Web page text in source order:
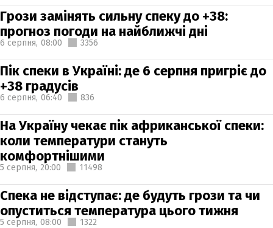
Грози замінять сильну спеку до +38:
прогноз погоди на найближчі дні
6 серпня, 08:00 3356
Пік спеки в Україні: де 6 серпня пригріє до
+38 градусів
6 серпня, 06:40 836
На Україну чекає пік африканської спеки:
коли температури стануть
комфортнішими
5 серпня, 20:00 11498
Спека не відступає: де будуть грози та чи
опуститься температура цього тижня
5 серпня, 08:00 1322